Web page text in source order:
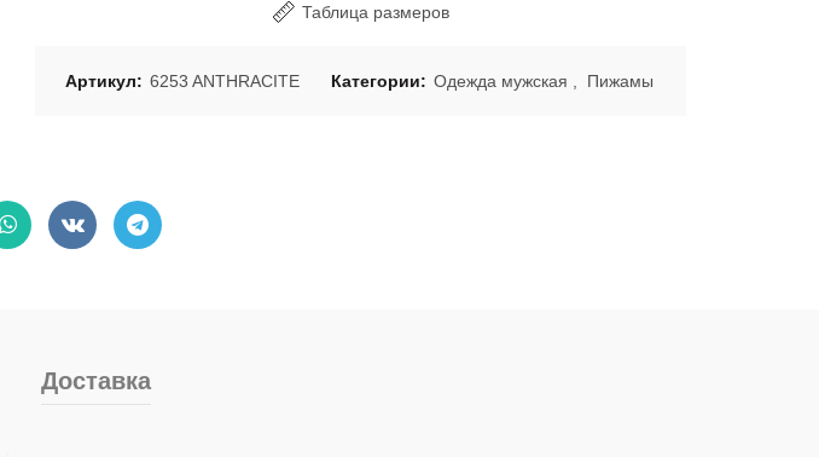
Таблица размеров
Артикул: 6253 ANTHRACITE Категории: Одежда мужская Пижамы
Доставка